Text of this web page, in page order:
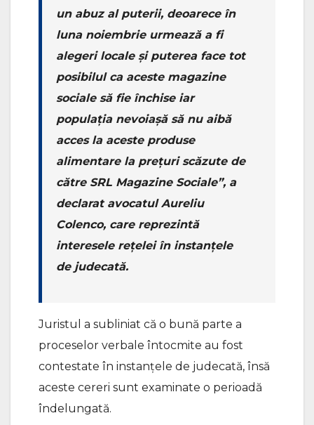
un abuz al puterii, deoarece în
luna noiembrie urmează a fi
alegeri locale și puterea face tot
posibilul ca aceste magazine
sociale să fie închise iar
populația nevoiașă să nu aibă
acces la aceste produse
alimentare la prețuri scăzute de
către SRL Magazine Sociale”, a
declarat avocatul Aureliu
Colenco, care reprezintă
interesele rețelei în instanțele
de judecată.
Juristul a subliniat că o bună parte a
proceselor verbale întocmite au fost
contestate în instanțele de judecată, însă
aceste cereri sunt examinate o perioadă
îndelungată.